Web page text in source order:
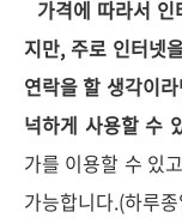
가격에 따라서
지만, 주로 인터넷
연락을 할 생각이
넉하게 사용할 수
가를 이용할 수 있
가능합니다.(하루